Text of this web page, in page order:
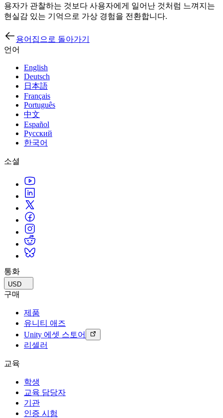
용자가 관찰하는 것보다 사용자에게 일어난 것처럼 느껴지는
현실감 있는 기억으로 가상 경험을 전환합니다.
용어집으로 돌아가기
언어
English
Deutsch
日本語
Français
Português
中文
Español
Русский
한국어
소셜
통화
USD
구매
제품
유니티 애즈
Unity 에셋 스토어
리셀러
교육
학생
교육 담당자
기관
인증 시험